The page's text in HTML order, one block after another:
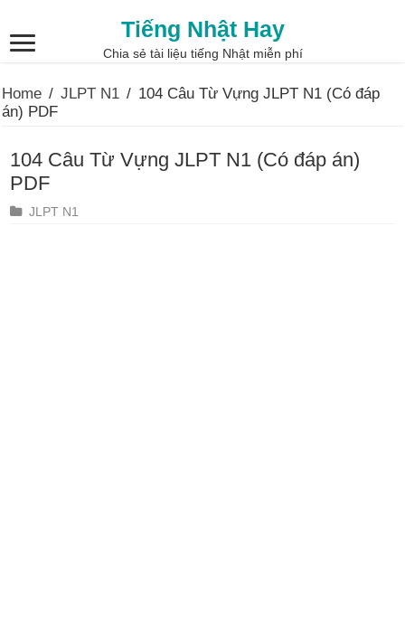
Tiếng Nhật Hay
Chia sẻ tài liệu tiếng Nhật miễn phí
Home / JLPT N1 / 104 Câu Từ Vựng JLPT N1 (Có đáp
án) PDF
104 Câu Từ Vựng JLPT N1 (Có đáp án)
PDF
JLPT N1